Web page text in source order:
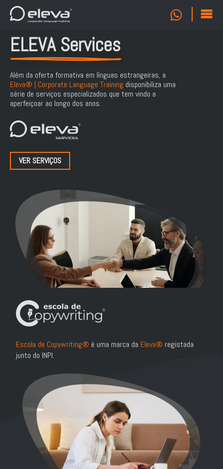
ELEVA Services
Além da oferta formativa em línguas estrangeiras, a
Eleva® | Corporate Language Training disponibiliza uma
série de serviços especializados que tem vindo a
aperfeiçoar ao longo dos anos.
VER SERVIÇOS
Escola de Copywriting® é uma marca da Eleva® registada
junto do INPI.